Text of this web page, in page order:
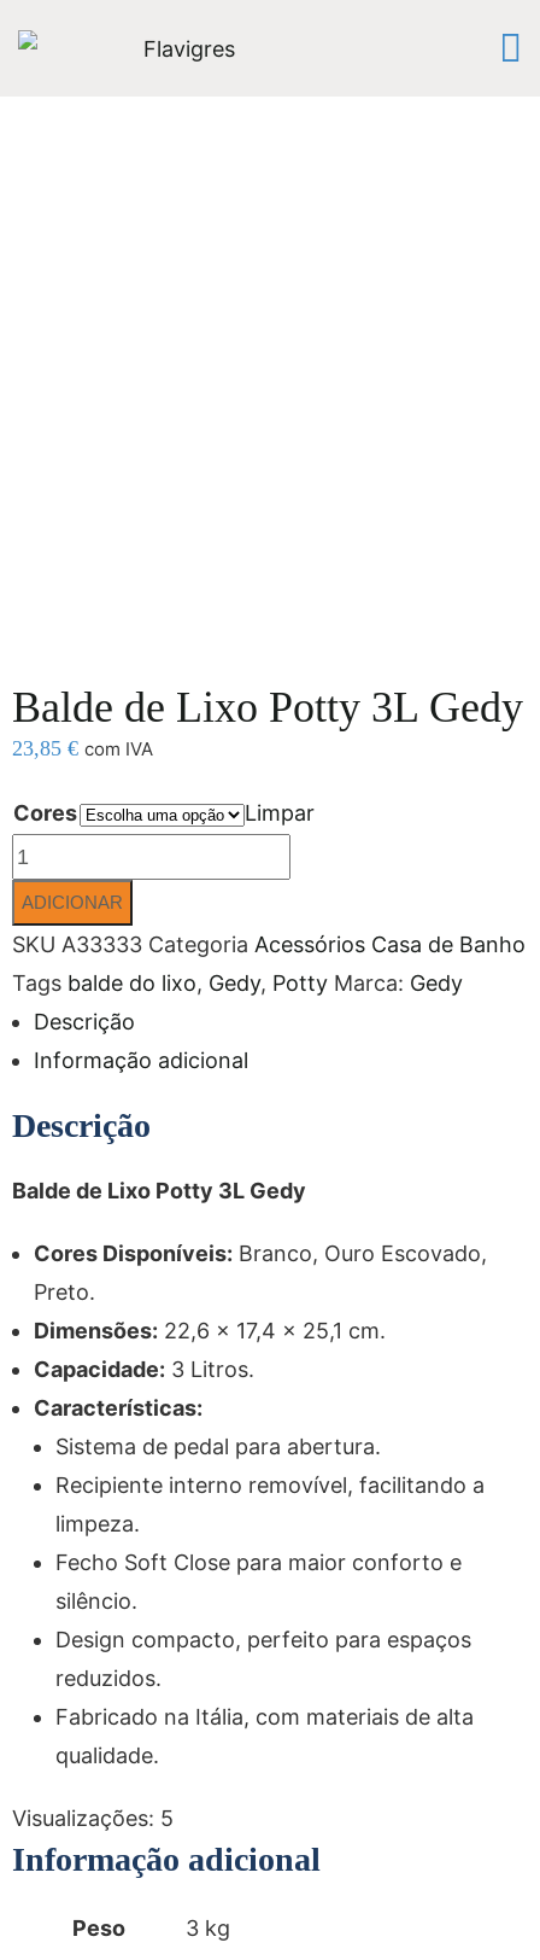
Balde de Lixo Potty 3L Gedy
23,85 € com IVA
Cores Limpar
ADICIONAR
SKU A33333 Categoria Acessórios Casa de Banho
Tags balde do lixo, Gedy, Potty Marca: Gedy
Descrição
Informação adicional
Descrição
Balde de Lixo Potty 3L Gedy
Cores Disponíveis: Branco, Ouro Escovado,
Preto.
Dimensões: 22,6 x 17,4 x 25,1 cm.
Capacidade: 3 Litros.
Características:
Sistema de pedal para abertura.
Recipiente interno removível, facilitando a
limpeza.
Fecho Soft Close para maior conforto e
silêncio.
Design compacto, perfeito para espaços
reduzidos.
Fabricado na Itália, com materiais de alta
qualidade.
Visualizações: 5
Informação adicional
Peso
3 kg